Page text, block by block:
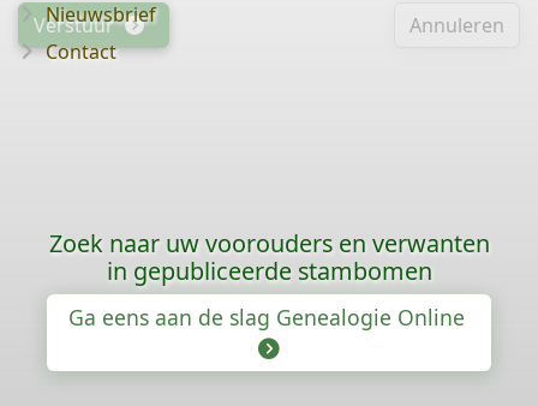
Verstuur Annuleren
Nieuwsbrief
Contact
Zoek naar uw voorouders en verwanten
in gepubliceerde stambomen
Ga eens aan de slag Genealogie Online